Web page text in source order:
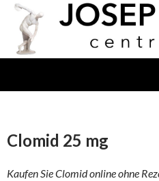
Clomid 25 mg
Kaufen Sie Clomid online ohne